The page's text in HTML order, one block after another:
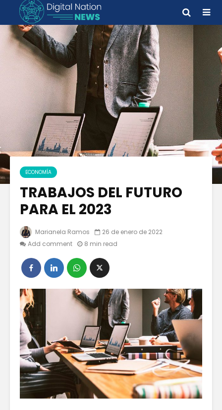
ECONOMÍA
TRABAJOS DEL FUTURO
PARA EL 2023
Marianela Ramos
26 de enero de 2022
Add comment
8 min read
de Migrar tu
Negocio al
Los Empleos Que
Serán
Reemplazados
Por La
Inteligencia
Artificial
Tips para
aumentar las
ventas en línea
hacer
Que
Tener
Como